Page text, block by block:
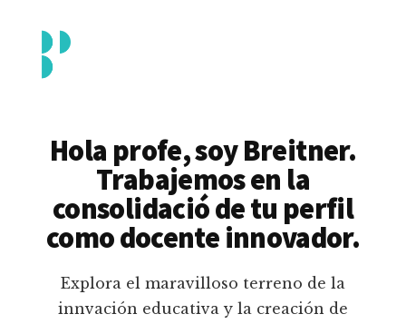
contenido
principal
menu
Piedrahita
docente
pedagógico
educativas
digitales
Hola profe, soy Breitner.
Trabajemos en la
consolidació de tu perfil
como docente innovador.
Explora el maravilloso terreno de la
innvación educativa y la creación de